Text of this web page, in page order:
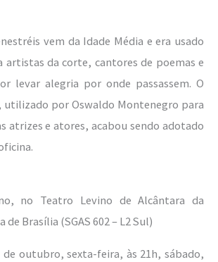
vem da Idade Média e era usado
artistas da corte, cantores de poemas e
levar alegria por onde passassem. O
utilizado por Oswaldo Montenegro para
atrizes e atores, acabou sendo adotado
no Teatro Levino de Alcântara da
de Brasília (SGAS 602 – L2 Sul)
de outubro, sexta-feira, às 21h, sábado,